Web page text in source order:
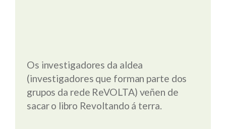
Os investigadores da aldea
(investigadores que forman parte dos
grupos da rede ReVOLTA) veñen de
sacar o libro Revoltando á terra.